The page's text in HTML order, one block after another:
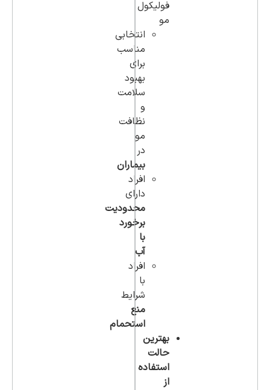
فولیکول
مو
انتخابی
مناسب
برای
بهبود
سلامت
و
نظافت
مو
در
بیماران
افراد
دارای
محدودیت
برخورد
با
آب
افراد
با
شرایط
منع
استحمام
بهترین
حالت
استفاده
از